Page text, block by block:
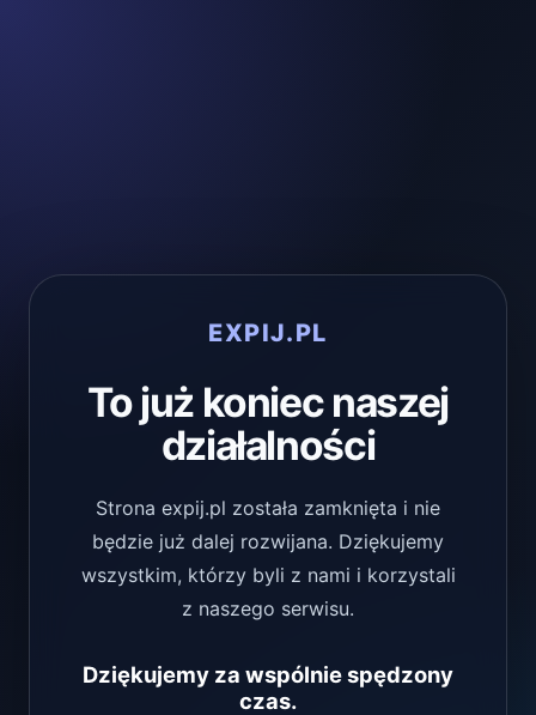
EXPIJ.PL
To już koniec naszej
działalności
Strona expij.pl została zamknięta i nie
będzie już dalej rozwijana. Dziękujemy
wszystkim, którzy byli z nami i korzystali
z naszego serwisu.
Dziękujemy za wspólnie spędzony
czas.